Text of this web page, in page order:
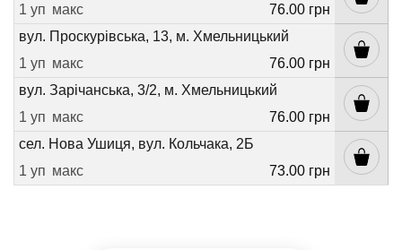
1 уп макс
76.00 грн
вул. Проскурівська, 13, м. Хмельницький
1 уп макс
76.00 грн
вул. Зарічанська, 3/2, м. Хмельницький
1 уп макс
76.00 грн
сел. Нова Ушиця, вул. Кольчака, 2Б
1 уп макс 73.00 грн